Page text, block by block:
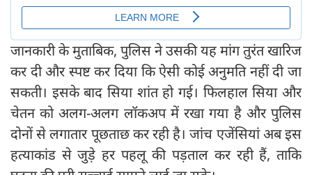
जानकारी के मुताबिक, पुलिस ने उसकी यह मांग तुरंत खारिज
कर दी और स्पष्ट कर दिया कि ऐसी कोई अनुमति नहीं दी जा
सकती। इसके बाद सिया शांत हो गई। फिलहाल सिया और
चेतन को अलग-अलग लॉकअप में रखा गया है और पुलिस
दोनों से लगातार पूछताछ कर रही है। जांच एजेंसियां अब इस
हत्याकांड से जुड़े हर पहलू की पड़ताल कर रही हैं, ताकि